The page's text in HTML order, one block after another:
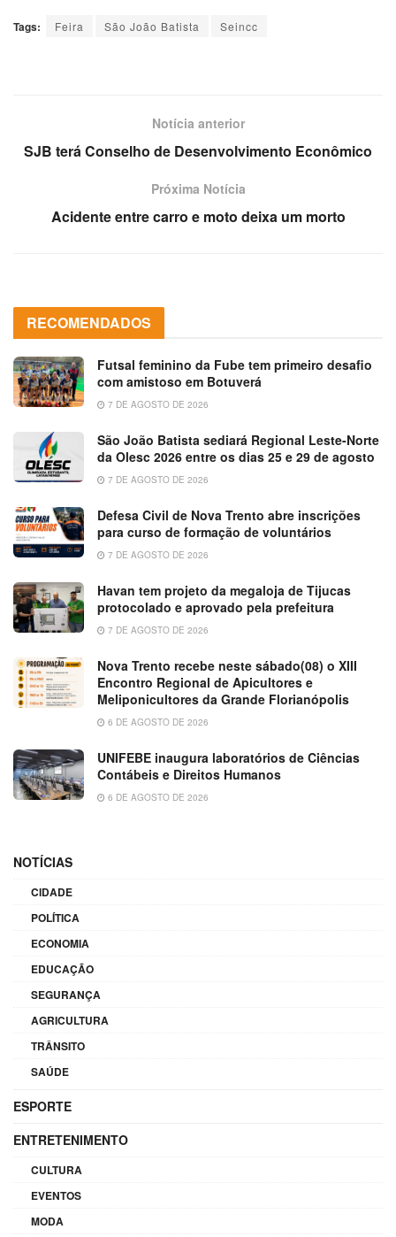
Tags: Feira São João Batista Seincc
Notícia anterior
SJB terá Conselho de Desenvolvimento Econômico
Próxima Notícia
Acidente entre carro e moto deixa um morto
RECOMENDADOS
Futsal feminino da Fube tem primeiro desafio
com amistoso em Botuverá
7 DE AGOSTO DE 2026
São João Batista sediará Regional Leste-Norte
da Olesc 2026 entre os dias 25 e 29 de agosto
7 DE AGOSTO DE 2026
Defesa Civil de Nova Trento abre inscrições
para curso de formação de voluntários
7 DE AGOSTO DE 2026
Havan tem projeto da megaloja de Tijucas
protocolado e aprovado pela prefeitura
7 DE AGOSTO DE 2026
Nova Trento recebe neste sábado(08) o XIII
Encontro Regional de Apicultores e
Meliponicultores da Grande Florianópolis
6 DE AGOSTO DE 2026
UNIFEBE inaugura laboratórios de Ciências
Contábeis e Direitos Humanos
6 DE AGOSTO DE 2026
NOTÍCIAS
CIDADE
POLÍTICA
ECONOMIA
EDUCAÇÃO
SEGURANÇA
AGRICULTURA
TRÂNSITO
SAÚDE
ESPORTE
ENTRETENIMENTO
CULTURA
EVENTOS
MODA